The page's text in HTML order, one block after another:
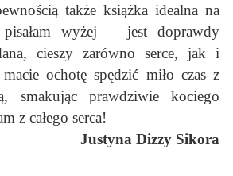
także książka idealna na
wyżej – jest doprawdy
cieszy zarówno serce, jak i
ochotę spędzić miło czas z
smakując prawdziwie kociego
z całego serca!
Justyna Dizzy Sikora